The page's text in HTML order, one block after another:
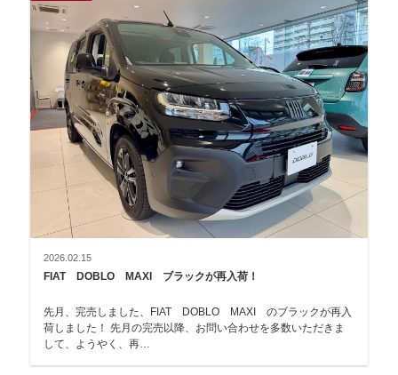
2026.02.15
FIAT DOBLO MAXI ブラックが再入荷！
先月、完売しました、FIAT DOBLO MAXI のブラックが再入
荷しました！ 先月の完売以降、お問い合わせを多数いただきま
して、ようやく、再…